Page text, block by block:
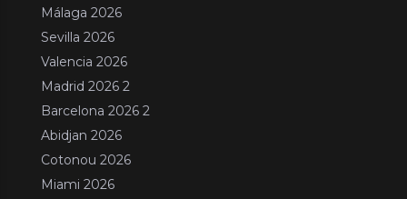
Málaga 2026
Sevilla 2026
Valencia 2026
Madrid 2026 2
Barcelona 2026 2
Abidjan 2026
Cotonou 2026
Miami 2026